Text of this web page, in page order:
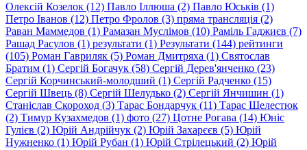
Олексій Козелок (12) Павло Іллюша (2) Павло Юськів (1)
Петро Іванов (12) Петро Фролов (3) пряма трансляція (2)
Раван Маммедов (1) Рамазан Муслiмов (10) Раміль Гаджиєв (7)
Рашад Расулов (1) результати (1) Результати (144) рейтинги
(105) Роман Гавриляк (5) Роман Дмитряха (1) Святослав
Братим (1) Сергій Богачук (58) Сергій Дерев'янченко (23)
Сергій Корчинський-молодший (1) Сергій Радченко (15)
Сергій Швець (8) Сергій Шелудько (2) Сергій Янчишин (1)
Станіслав Скороход (3) Тарас Бондарчук (11) Тарас Шелестюк
(2) Тимур Кузахмедов (1) фото (27) Цотне Рогава (14) Юнiс
Гулієв (2) Юрій Андрійчук (2) Юрій Захарєєв (5) Юрій
Нужненко (1) Юрій Рубан (1) Юрій Стрілецький (2) Юрій